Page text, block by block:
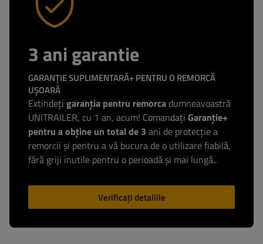
3 ani garantie
GARANȚIE SUPLIMENTARĂ+ PENTRU O REMORCĂ
UȘOARĂ
Extindeți garanția pentru remorcadumneavoastră
UNITRAILER, cu 1 an, acum! Comandați Garanție+
pentru a obține un total de 3 ani de protecție a
remorcii și pentru a vă bucura de o utilizare fiabilă,
fără griji inutile pentru o perioadă și mai lungă..
Verificați detaliile